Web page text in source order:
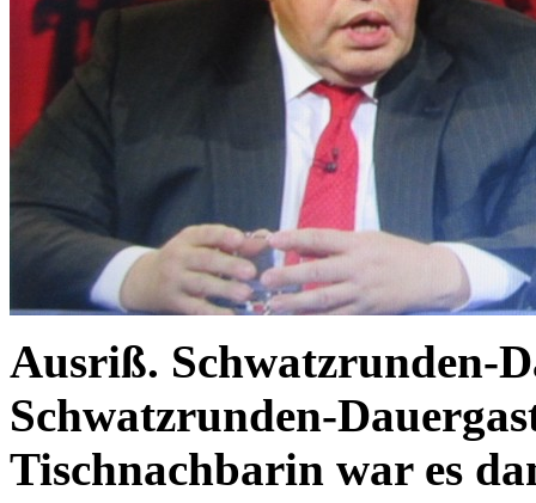
Ausriß. Schwatzrunden-
Schwatzrunden-
Tischnachbarin war es